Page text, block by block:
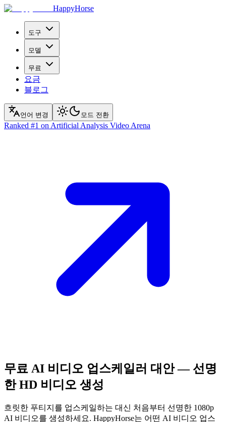
HappyHorse
도구
모델
무료
요금
블로그
언어 변경 모드 전환
Ranked #1 on Artificial Analysis Video Arena
무료 AI 비디오 업스케일러 대안 — 선명
한 HD 비디오 생성
흐릿한 푸티지를 업스케일하는 대신 처음부터 선명한 1080p
AI 비디오를 생성하세요. HappyHorse는 어떤 AI 비디오 업스